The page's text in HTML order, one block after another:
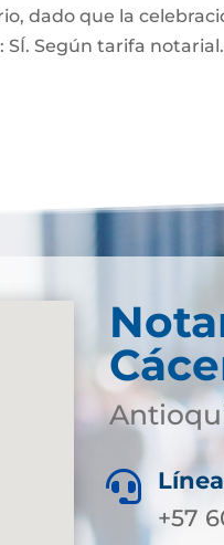
dado que la
SÍ. Según tarifa notarial.

+57